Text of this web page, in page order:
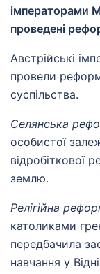
імператорами
проведені
Австрійські
провели
суспільства.
Селянська
особистої
відробіткової
землю.
Релігійна
католиками
передбачила
навчання у